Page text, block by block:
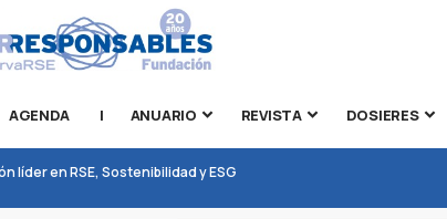
AGENDA | ANUARIO REVISTA DOSIERES
líder en RSE, Sostenibilidad y ESG